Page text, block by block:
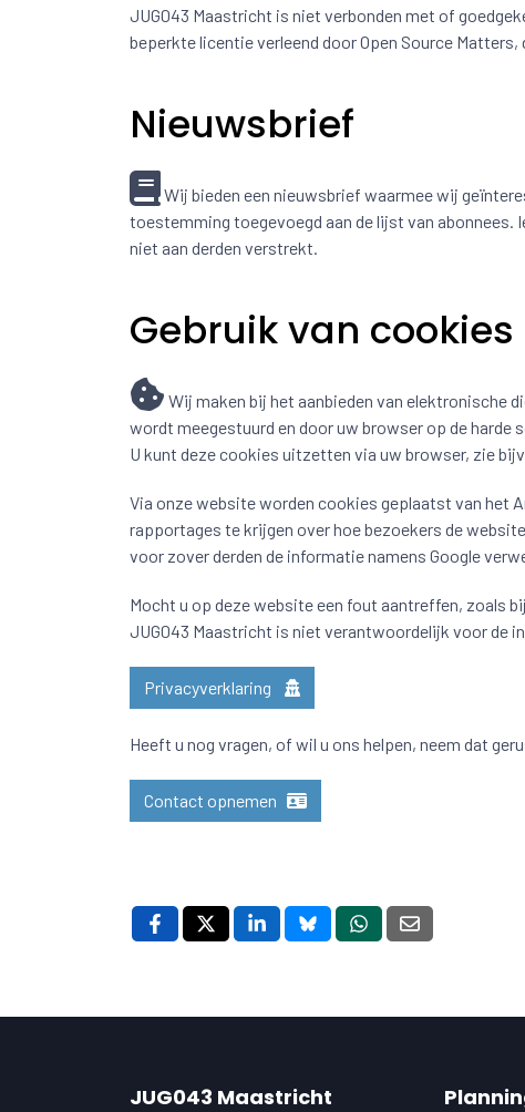
JUG043 Maastricht is niet verbonden met of
beperkte licentie verleend door Open Source Matters,
Nieuwsbrief
Wij bieden een nieuwsbrief waarmee wij
toestemming toegevoegd aan de lijst van abonnees.
niet aan derden verstrekt.
Gebruik van cookies
Wij maken bij het aanbieden van elektronische
wordt meegestuurd en door uw browser op de
U kunt deze cookies uitzetten via uw browser, zie
Via onze website worden cookies geplaatst van het
rapportages te krijgen over hoe bezoekers de
voor zover derden de informatie namens Google
Mocht u op deze website een fout aantreffen, zoals
JUG043 Maastricht is niet verantwoordelijk voor de
Privacyverklaring
Heeft u nog vragen, of wil u ons helpen, neem dat
Contact opnemen
JUG043 Maastricht